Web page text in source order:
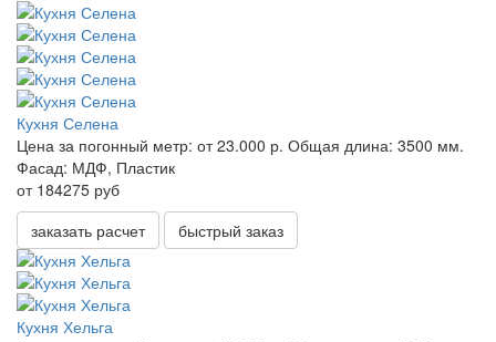
Кухня Селена
Цена за погонный метр: от 23.000 р. Общая длина: 3500 мм.
Фасад: МДФ, Пластик
от 184275 руб
заказать расчет
быстрый заказ
Кухня Хельга